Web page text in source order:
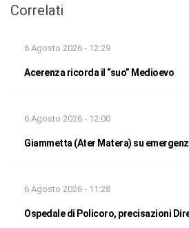
Correlati
6 Agosto 2026 - 12:29
Acerenza ricorda il “suo” Medioevo
6 Agosto 2026 - 12:00
Giammetta (Ater Matera) su
6 Agosto 2026 - 11:28
Ospedale di Policoro, precisazioni